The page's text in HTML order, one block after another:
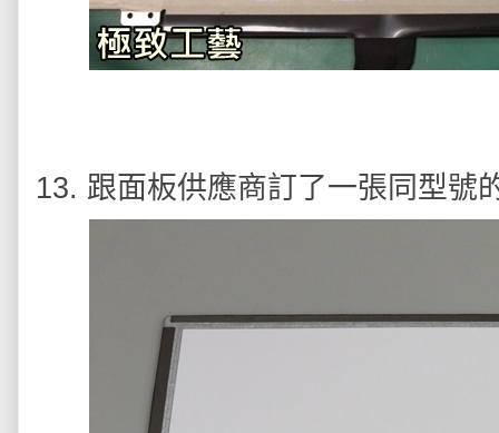
13. 跟面板供應商訂了一張同型號